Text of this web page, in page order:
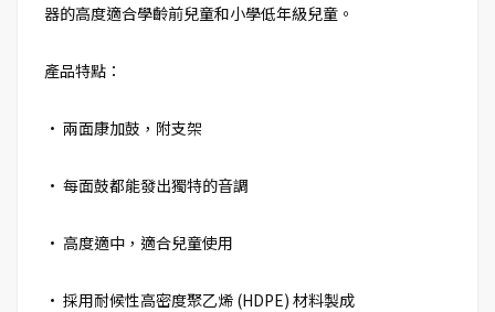
器的高度適合學齡前兒童和小學低年級兒童。
產品特點：
• 兩面康加鼓，附支架
• 每面鼓都能發出獨特的音調
• 高度適中，適合兒童使用
• 採用耐候性高密度聚乙烯 (HDPE) 材料製成